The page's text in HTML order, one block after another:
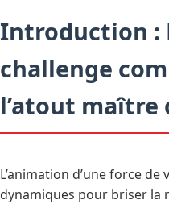
Introduction :
challenge
l’atout maître
L’animation d’une force
dynamiques pour briser la